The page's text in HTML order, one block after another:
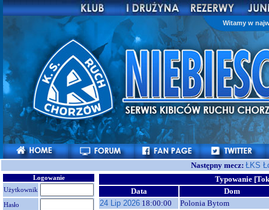
Witamy w
Następny mecz: ŁKS
Logowanie
Użytkownik
Hasło
Typowanie
Data
Dom
24 Lip 2026 18:00:00
Polonia Bytom